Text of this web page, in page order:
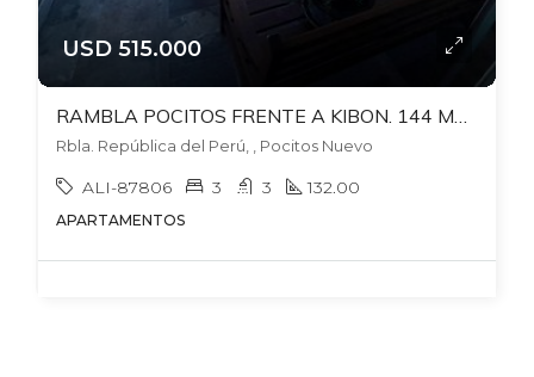
USD 515.000
Rbla. República del Perú, , Pocitos Nuevo
ALI-87806 3 3 132.00
APARTAMENTOS